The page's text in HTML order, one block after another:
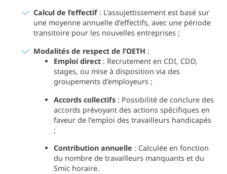
Calcul de l’effectif: L’assujettissement est basé sur
une moyenne annuelle d’effectifs, avec une période
transitoire pour les nouvelles entreprises ;
Modalités de respect de l’OETH :
Emploi direct: Recrutement en CDI, CDD,
stages, ou mise à disposition via des
groupements d’employeurs ;
Accords collectifs: Possibilité de conclure des
accords prévoyant des actions spécifiques en
faveur de l’emploi des travailleurs handicapés
;
Contribution annuelle : Calculée en fonction
du nombre de travailleurs manquants et du
Smic horaire.